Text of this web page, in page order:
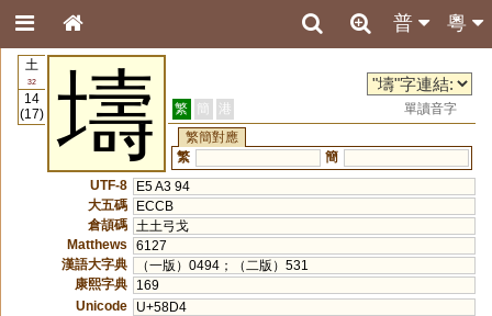
粵
普
土
32
14
(17)
壔 繁 簡 港
單讀音字
繁簡對應
繁
簡
UTF-8
E5 A3 94
大五碼
ECCB
倉頡碼
土土弓戈
Matthews
6127
漢語大字典
（一版）0494；（二版）531
康熙字典
169
Unicode
U+58D4